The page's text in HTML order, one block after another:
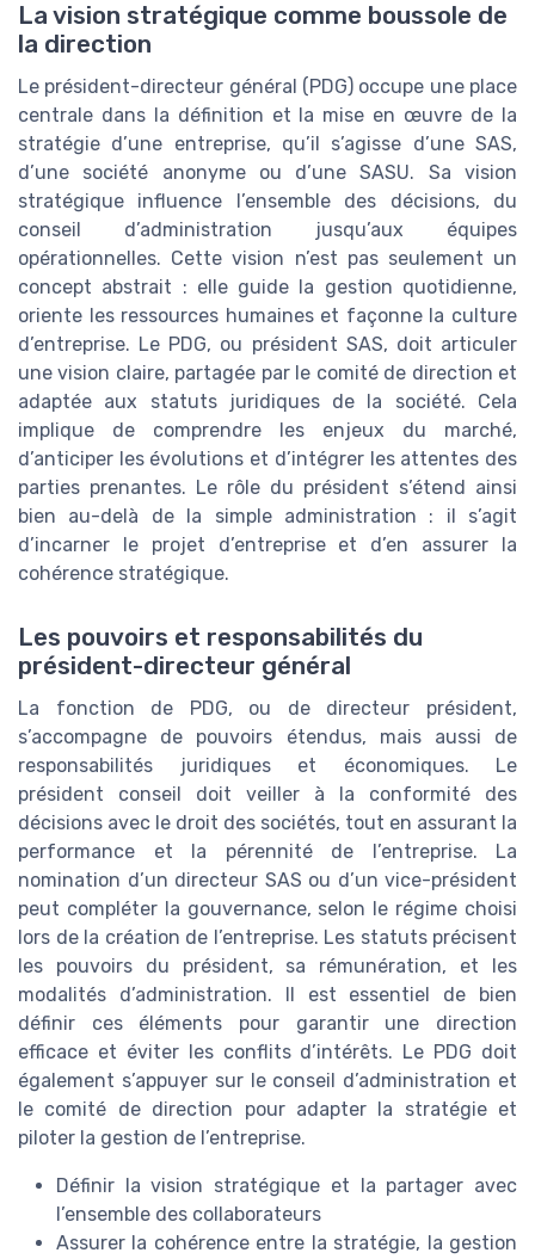
La vision stratégique comme boussole de
la direction
Le président-directeur général (PDG) occupe une place
centrale dans la définition et la mise en œuvre de la
stratégie d’une entreprise, qu’il s’agisse d’une SAS,
d’une société anonyme ou d’une SASU. Sa vision
stratégique influence l’ensemble des décisions, du
conseil d’administration jusqu’aux équipes
opérationnelles. Cette vision n’est pas seulement un
concept abstrait : elle guide la gestion quotidienne,
oriente les ressources humaines et façonne la culture
d’entreprise. Le PDG, ou président SAS, doit articuler
une vision claire, partagée par le comité de direction et
adaptée aux statuts juridiques de la société. Cela
implique de comprendre les enjeux du marché,
d’anticiper les évolutions et d’intégrer les attentes des
parties prenantes. Le rôle du président s’étend ainsi
bien au-delà de la simple administration : il s’agit
d’incarner le projet d’entreprise et d’en assurer la
cohérence stratégique.
Les pouvoirs et responsabilités du
président-directeur général
La fonction de PDG, ou de directeur président,
s’accompagne de pouvoirs étendus, mais aussi de
responsabilités juridiques et économiques. Le
président conseil doit veiller à la conformité des
décisions avec le droit des sociétés, tout en assurant la
performance et la pérennité de l’entreprise. La
nomination d’un directeur SAS ou d’un vice-président
peut compléter la gouvernance, selon le régime choisi
lors de la création de l’entreprise. Les statuts précisent
les pouvoirs du président, sa rémunération, et les
modalités d’administration. Il est essentiel de bien
définir ces éléments pour garantir une direction
efficace et éviter les conflits d’intérêts. Le PDG doit
également s’appuyer sur le conseil d’administration et
le comité de direction pour adapter la stratégie et
piloter la gestion de l’entreprise.
Définir la vision stratégique et la partager avec
l’ensemble des collaborateurs
Assurer la cohérence entre la stratégie, la gestion